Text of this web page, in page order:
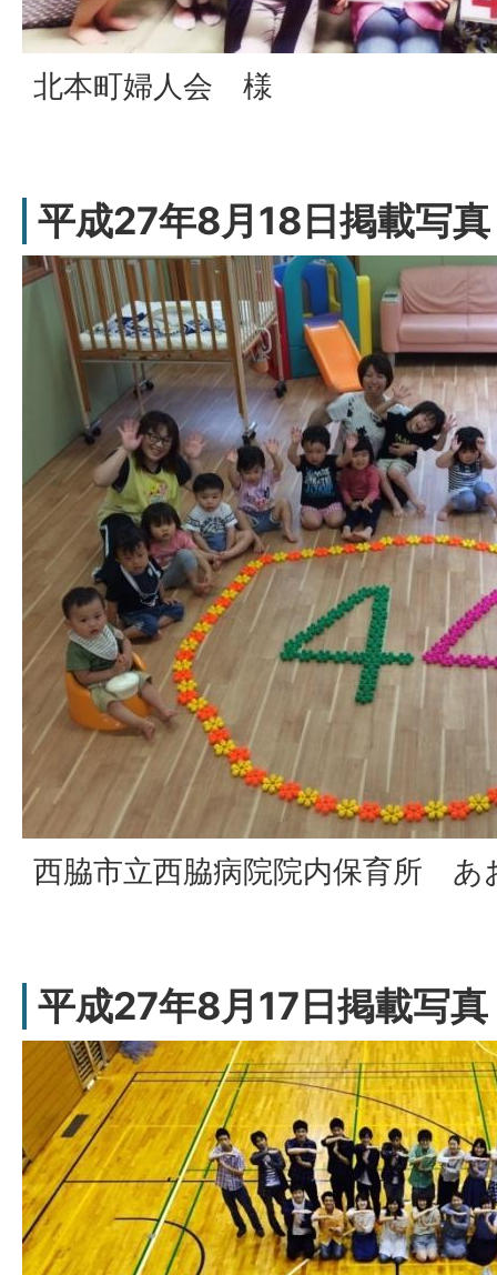
北本町婦人会 様
平成27年8月18日掲載写
西脇市立西脇病院院内保育所
平成27年8月17日掲載写